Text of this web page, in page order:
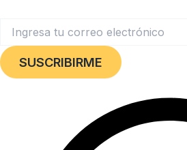
SUSCRIBIRME